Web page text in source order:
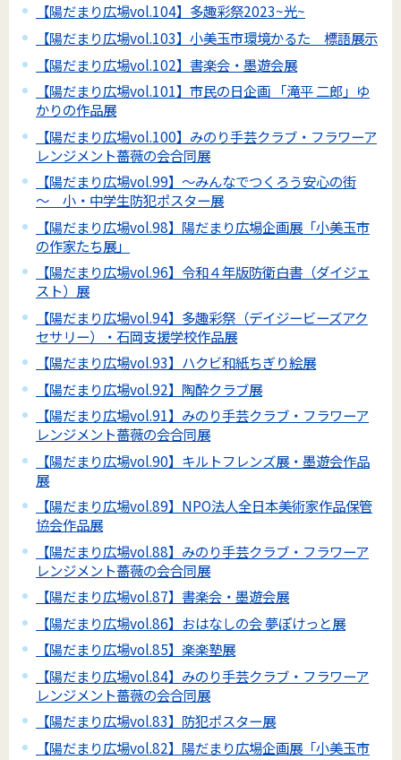
【陽だまり広場vol.104】多趣彩祭2023~光~
【陽だまり広場vol.103】小美玉市環境かるた 標語展示
【陽だまり広場vol.102】書楽会・墨遊会展
【陽だまり広場vol.101】市民の日企画 「滝平 二郎」ゆ
かりの作品展
【陽だまり広場vol.100】みのり手芸クラブ・フラワーア
レンジメント薔薇の会合同展
【陽だまり広場vol.99】～みんなでつくろう安心の街
～ 小・中学生防犯ポスター展
【陽だまり広場vol.98】陽だまり広場企画展「小美玉市
の作家たち展」
【陽だまり広場vol.96】令和４年版防衛白書（ダイジェ
スト）展
【陽だまり広場vol.94】多趣彩祭（デイジービーズアク
セサリー）・石岡支援学校作品展
【陽だまり広場vol.93】ハクビ和紙ちぎり絵展
【陽だまり広場vol.92】陶酔クラブ展
【陽だまり広場vol.91】みのり手芸クラブ・フラワーア
レンジメント薔薇の会合同展
【陽だまり広場vol.90】キルトフレンズ展・墨遊会作品
展
【陽だまり広場vol.89】NPO法人全日本美術家作品保管
協会作品展
【陽だまり広場vol.88】みのり手芸クラブ・フラワーア
レンジメント薔薇の会合同展
【陽だまり広場vol.87】書楽会・墨遊会展
【陽だまり広場vol.86】おはなしの会 夢ぽけっと展
【陽だまり広場vol.85】楽楽塾展
【陽だまり広場vol.84】みのり手芸クラブ・フラワーア
レンジメント薔薇の会合同展
【陽だまり広場vol.83】防犯ポスター展
【陽だまり広場vol.82】陽だまり広場企画展「小美玉市